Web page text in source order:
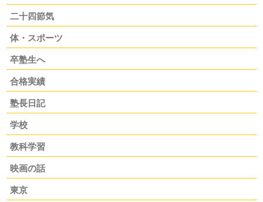
二十四節気
体・スポーツ
卒塾生へ
合格実績
塾長日記
学校
教科学習
映画の話
東京